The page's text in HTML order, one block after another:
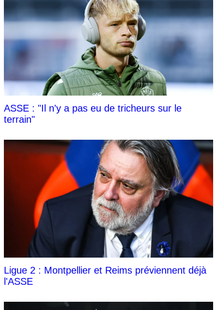
ASSE : "Il n'y a pas eu de tricheurs sur le
terrain"
Ligue 2 : Montpellier et Reims préviennent déjà
l'ASSE